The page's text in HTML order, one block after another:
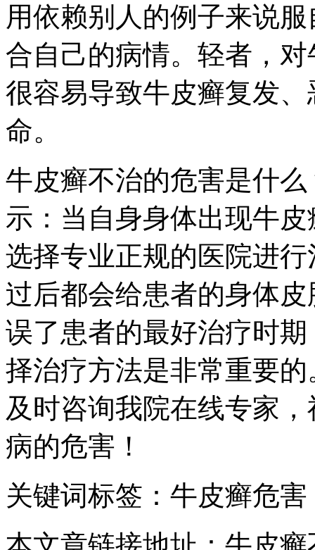
用依赖别人的例子来说
合自己的病情。轻者，
很容易导致牛皮癣复发
命。
牛皮癣不治的危害是什
示：当自身身体出现牛
选择专业正规的医院进
过后都会给患者的身体
误了患者的最好治疗时
择治疗方法是非常重要
及时咨询我院在线专家
病的危害！
关键词标签：牛皮癣危害